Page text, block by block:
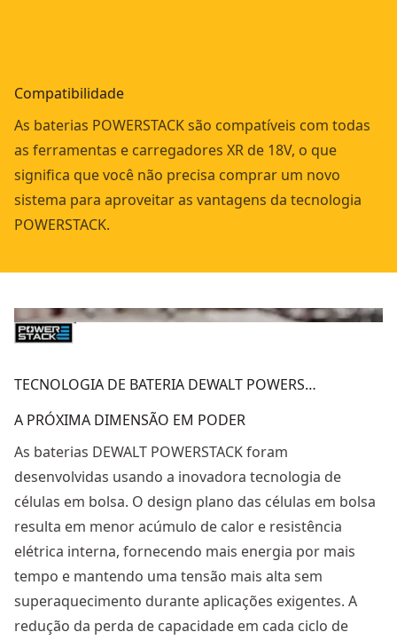
Compatibilidade
As baterias POWERSTACK são compatíveis com todas
as ferramentas e carregadores XR de 18V, o que
significa que você não precisa comprar um novo
sistema para aproveitar as vantagens da tecnologia
POWERSTACK.
TECNOLOGIA DE BATERIA DEWALT POWERS…
A PRÓXIMA DIMENSÃO EM PODER
As baterias DEWALT POWERSTACK foram
desenvolvidas usando a inovadora tecnologia de
células em bolsa. O design plano das células em bolsa
resulta em menor acúmulo de calor e resistência
elétrica interna, fornecendo mais energia por mais
tempo e mantendo uma tensão mais alta sem
superaquecimento durante aplicações exigentes. A
redução da perda de capacidade em cada ciclo de